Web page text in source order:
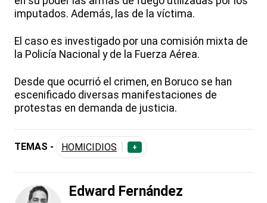
imputados. Además, las de la víctima.
El caso es investigado por una comisión mixta de
la Policía Nacional y de la Fuerza Aérea.
Desde que ocurrió el crimen, en Boruco se han
escenificado diversas manifestaciones de
protestas en demanda de justicia.
TEMAS - HOMICIDIOS +
Edward Fernández